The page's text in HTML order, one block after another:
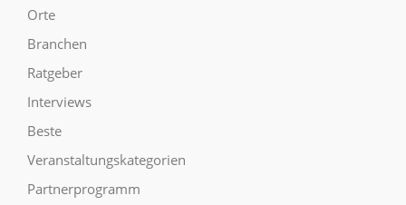
Orte
Branchen
Ratgeber
Interviews
Beste
Veranstaltungskategorien
Partnerprogramm